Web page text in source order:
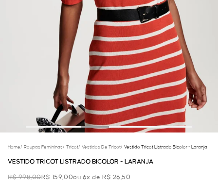
Home/ Roupas Femininas/ Tricot/ Vestidos De Tricot/ Vestido Tricot Listrado Bicolor - Laranja
VESTIDO TRICOT LISTRADO BICOLOR - LARANJA
R$ 998,00R$ 159,00ou 6x de R$ 26,50